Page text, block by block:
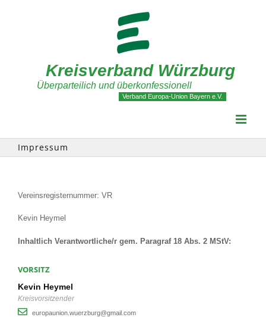
Kreisverband Würzburg
Überparteilich und überkonfessionell
Verband Europa-Union Bayern e.V.
Impressum
Vereinsregisternummer: VR
Kevin Heymel
Inhaltlich Verantwortliche/r gem. Paragraf 18 Abs. 2 MStV:
VORSITZ
Kevin Heymel
Kreisvorsitzender
europaunion.wuerzburg@gmail.com